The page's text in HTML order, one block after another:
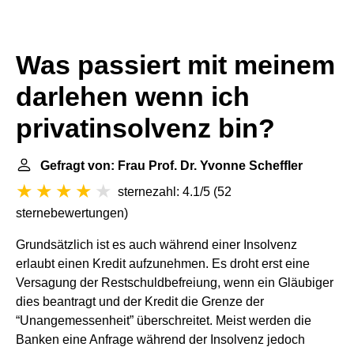
Was passiert mit meinem
darlehen wenn ich
privatinsolvenz bin?
Gefragt von: Frau Prof. Dr. Yvonne Scheffler
sternezahl: 4.1/5 (52
sternebewertungen)
Grundsätzlich ist es auch während einer Insolvenz
erlaubt einen Kredit aufzunehmen. Es droht erst eine
Versagung der Restschuldbefreiung, wenn ein Gläubiger
dies beantragt und der Kredit die Grenze der
“Unangemessenheit” überschreitet. Meist werden die
Banken eine Anfrage während der Insolvenz jedoch